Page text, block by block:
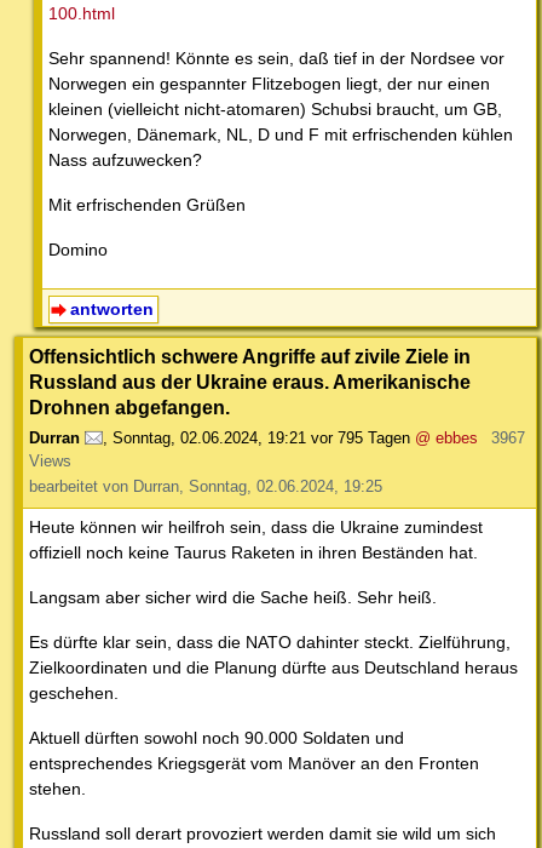
100.html
Sehr spannend! Könnte es sein, daß tief in der Nordsee vor
Norwegen ein gespannter Flitzebogen liegt, der nur einen
kleinen (vielleicht nicht-atomaren) Schubsi braucht, um GB,
Norwegen, Dänemark, NL, D und F mit erfrischenden kühlen
Nass aufzuwecken?
Mit erfrischenden Grüßen
Domino
antworten
Offensichtlich schwere Angriffe auf zivile Ziele in
Russland aus der Ukraine eraus. Amerikanische
Drohnen abgefangen.
Durran , Sonntag, 02.06.2024, 19:21 vor 795 Tagen @ ebbes
3967
Views
bearbeitet von Durran, Sonntag, 02.06.2024, 19:25
Heute können wir heilfroh sein, dass die Ukraine zumindest
offiziell noch keine Taurus Raketen in ihren Beständen hat.
Langsam aber sicher wird die Sache heiß. Sehr heiß.
Es dürfte klar sein, dass die NATO dahinter steckt. Zielführung,
Zielkoordinaten und die Planung dürfte aus Deutschland heraus
geschehen.
Aktuell dürften sowohl noch 90.000 Soldaten und
entsprechendes Kriegsgerät vom Manöver an den Fronten
stehen.
Russland soll derart provoziert werden damit sie wild um sich